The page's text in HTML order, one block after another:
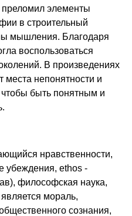
преломил элементы
в строительный
мышления. Благодаря
воспользоваться
В произведениях
места непонятности и
чтобы быть понятным и
нравственности,
убеждения, ethos -
философская наука,
мораль,
сознания,